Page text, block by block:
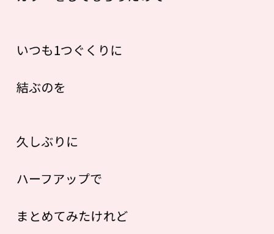
いつも1つぐくりに
結ぶのを
久しぶりに
ハーフアップで
まとめてみたけれど